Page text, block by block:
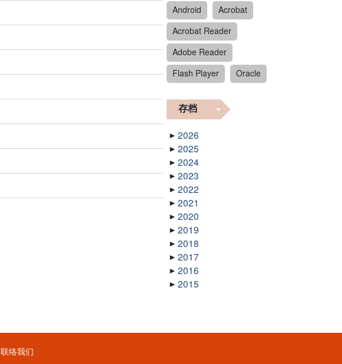
Android
Acrobat
Acrobat Reader
Adobe Reader
Flash Player
Oracle
存档
2026
2025
2024
2023
2022
2021
2020
2019
2018
2017
2016
2015
联络我们